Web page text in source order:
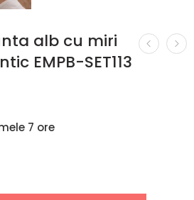
alb cu miri
EMPB-SET113
7 ore